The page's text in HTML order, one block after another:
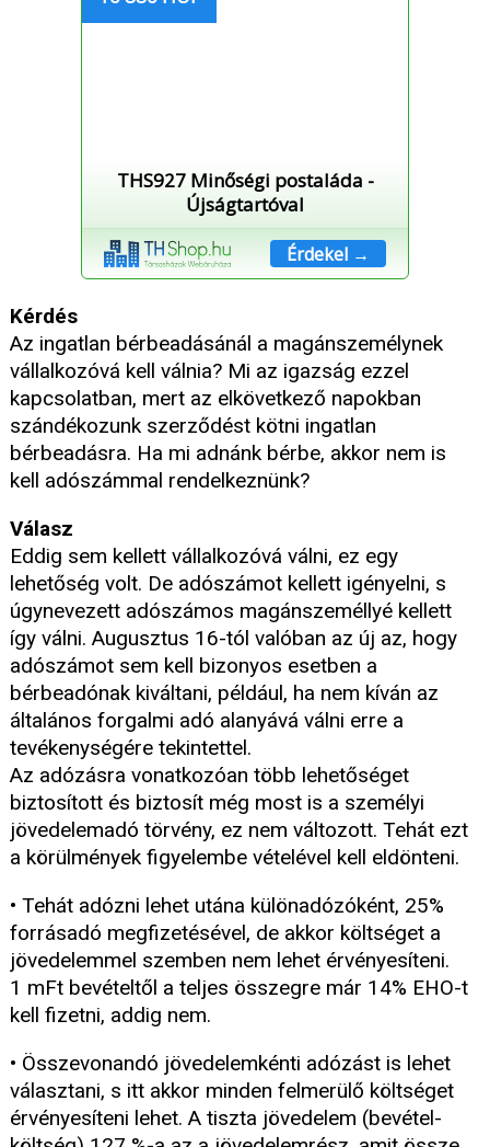
THS927 Minőségi postaláda -
Újságtartóval
Érdekel →
Kérdés
Az ingatlan bérbeadásánál a magánszemélynek
vállalkozóvá kell válnia? Mi az igazság ezzel
kapcsolatban, mert az elkövetkező napokban
szándékozunk szerződést kötni ingatlan
bérbeadásra. Ha mi adnánk bérbe, akkor nem is
kell adószámmal rendelkeznünk?
Válasz
Eddig sem kellett vállalkozóvá válni, ez egy
lehetőség volt. De adószámot kellett igényelni, s
úgynevezett adószámos magánszeméllyé kellett
így válni. Augusztus 16-tól valóban az új az, hogy
adószámot sem kell bizonyos esetben a
bérbeadónak kiváltani, például, ha nem kíván az
általános forgalmi adó alanyává válni erre a
tevékenységére tekintettel.
Az adózásra vonatkozóan több lehetőséget
biztosított és biztosít még most is a személyi
jövedelemadó törvény, ez nem változott. Tehát ezt
a körülmények figyelembe vételével kell eldönteni.
• Tehát adózni lehet utána különadózóként, 25%
forrásadó megfizetésével, de akkor költséget a
jövedelemmel szemben nem lehet érvényesíteni.
1 mFt bevételtől a teljes összegre már 14% EHO-t
kell fizetni, addig nem.
• Összevonandó jövedelemkénti adózást is lehet
választani, s itt akkor minden felmerülő költséget
érvényesíteni lehet. A tiszta jövedelem (bevétel-